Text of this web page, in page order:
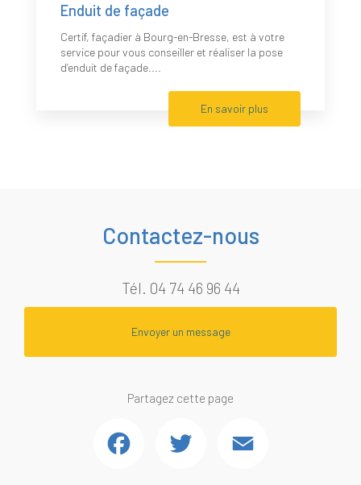
Enduit de façade
Certif, façadier à Bourg-en-Bresse, est à votre
service pour vous conseiller et réaliser la pose
d’enduit de façade....
En savoir plus
Contactez-nous
Tél. 04 74 46 96 44
Envoyer un message
Partagez cette page